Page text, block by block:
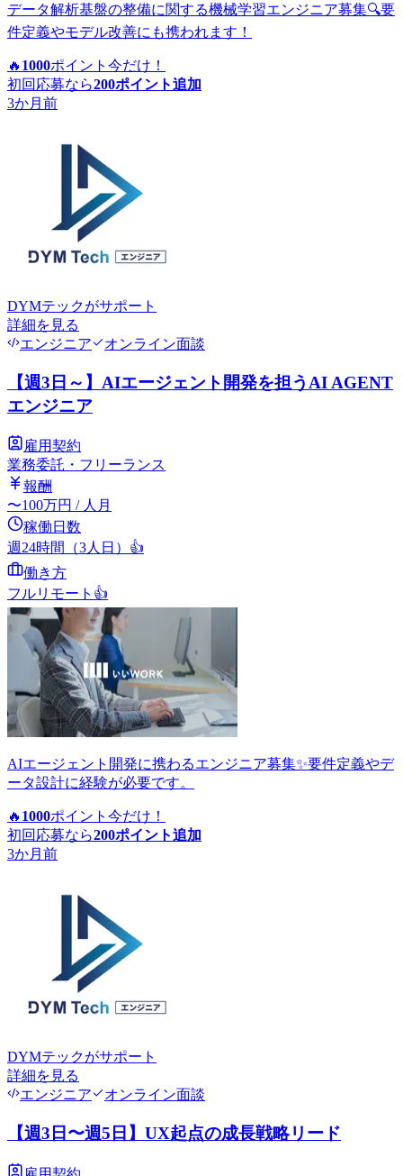
データ解析基盤の整備に関する機械学習エンジニア募集🔍要
件定義やモデル改善にも携われます！
🔥 1000ポイント 今だけ！
初回応募なら200ポイント追加
3か月前
DYMテックがサポート
詳細を見る
エンジニア
オンライン面談
【週3日～】AIエージェント開発を担うAI AGENT
エンジニア
雇用契約
業務委託・フリーランス
報酬
〜100万円 / 人月
稼働日数
週24時間（3人日） 👍
働き方
フルリモート 👍
AIエージェント開発に携わるエンジニア募集✨要件定義やデ
ータ設計に経験が必要です。
🔥 1000ポイント 今だけ！
初回応募なら200ポイント追加
3か月前
DYMテックがサポート
詳細を見る
エンジニア
オンライン面談
【週3日〜週5日】UX起点の成長戦略リード